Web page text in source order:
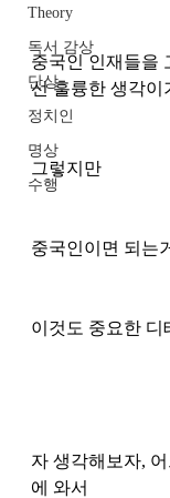
Theory
독서 감상
단상
정치인
명상
수행
중국인 인재들을
선 훌륭한 생각이
그렇지만
중국인이면 되는
이것도 중요한 디
자 생각해보자,
에 와서